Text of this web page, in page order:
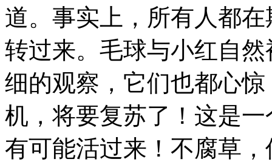
道。事实上，所有人都
转过来。毛球与小红自
细的观察，它们也都心
机，将要复苏了！这是
有可能活过来！不腐草